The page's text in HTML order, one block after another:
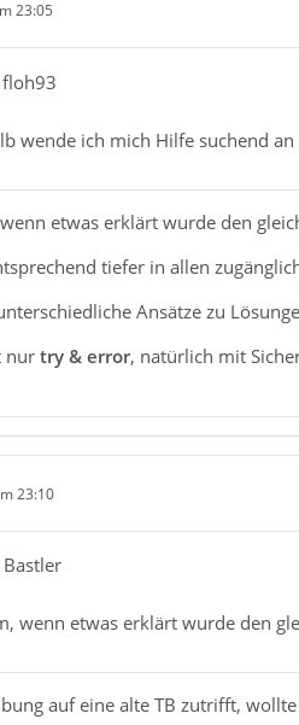
23:05
wende ich mich Hilfe suchend
etwas erklärt wurde den
tiefer in allen
Ansätze zu
nur try & error, natürlich mit
23:10
wenn etwas erklärt wurde den
auf eine alte TB zutrifft,